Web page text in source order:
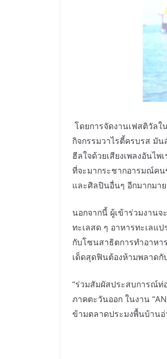
โดยการจัดงานเฟสติวัล
กิจกรรมวาไรตี้ครบรส มัน
ฮีลใจด้วยเสียงเพลงอันไพ
ที่จะมากระชากอารมณ์คน
และศิลปินอื่นๆ อีกมากมาย
นอกจากนี้ ผู้เข้าร่วมงาน
ทะเลสด ๆ อาหารทะเลแ
กับโซนสาธิตการทำอาห
เด็ดสุดฟินต้องห้ามพลาดกั
“ร่วมสัมผัสประสบการณ์ท่
ภาคตะวันออก ในงาน
ข้ามตลาดประมงพื้นบ้านอ่